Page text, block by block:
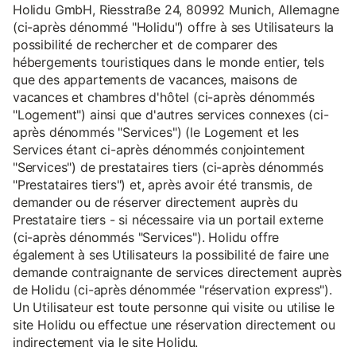
Holidu GmbH, Riesstraße 24, 80992 Munich, Allemagne
(ci-après dénommé "Holidu") offre à ses Utilisateurs la
possibilité de rechercher et de comparer des
hébergements touristiques dans le monde entier, tels
que des appartements de vacances, maisons de
vacances et chambres d'hôtel (ci-après dénommés
"Logement") ainsi que d'autres services connexes (ci-
après dénommés "Services") (le Logement et les
Services étant ci-après dénommés conjointement
"Services") de prestataires tiers (ci-après dénommés
"Prestataires tiers") et, après avoir été transmis, de
demander ou de réserver directement auprès du
Prestataire tiers - si nécessaire via un portail externe
(ci-après dénommés "Services"). Holidu offre
également à ses Utilisateurs la possibilité de faire une
demande contraignante de services directement auprès
de Holidu (ci-après dénommée "réservation express").
Un Utilisateur est toute personne qui visite ou utilise le
site Holidu ou effectue une réservation directement ou
indirectement via le site Holidu.